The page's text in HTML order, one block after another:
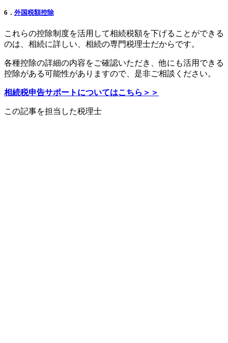
6． 外国税額控除
これらの控除制度を活用して相続税額を下げることができる
のは、相続に詳しい、相続の専門税理士だからです。
各種控除の詳細の内容をご確認いただき、他にも活用できる
控除がある可能性がありますので、是非ご相談ください。
相続税申告サポートについてはこちら＞＞
この記事を担当した税理士